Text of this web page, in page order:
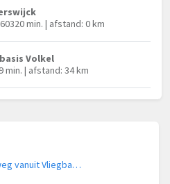
min. | afstand: 0 km
Volkel
min. | afstand: 34 km
Politiehelikopter onderweg vanuit Vliegbasis Volkel